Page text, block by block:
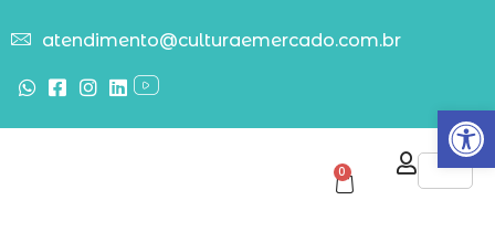
Abrir
atendimento@culturaemercado.com.br
0